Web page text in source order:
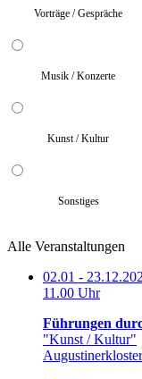
Vorträge / Gespräche
Musik / Konzerte
Kunst / Kultur
Sonstiges
Alle Veranstaltungen
02.01 -
11.00 Uhr
Führungen
"Kunst / Kultur"
Augustinerkloster